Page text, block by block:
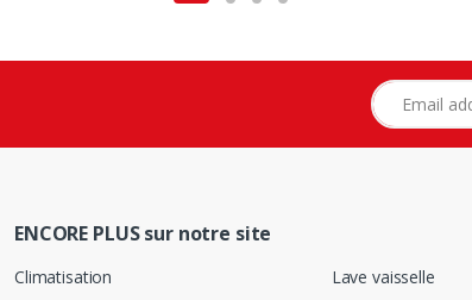
Adresse e-mail
ENCORE PLUS sur notre site
Climatisation Lave vaisselle